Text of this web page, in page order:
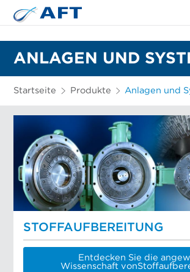
ANLAGEN UND
Startseite Produkte Anlagen und
STOFFAUFBEREITUNG
Entdecken Sie die
Wissenschaft